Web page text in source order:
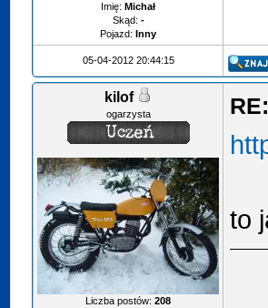
Imię: Michał
Skąd: -
Pojazd: Inny
05-04-2012 20:44:15
kilof
ogarzysta
Liczba postów:208
to